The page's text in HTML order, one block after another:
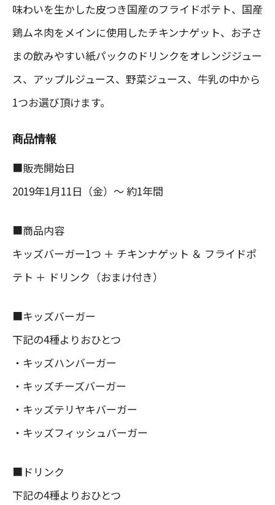
味わいを生かした皮つき国産のフライドポテト、国産
鶏ムネ肉をメインに使用したチキンナゲット、お子さ
まの飲みやすい紙パックのドリンクをオレンジジュー
ス、アップルジュース、野菜ジュース、牛乳の中から
1つお選び頂けます。
商品情報
■販売開始日
2019年1月11日（金）～ 約1年間
■商品内容
キッズバーガー1つ ＋ チキンナゲット ＆ フライドポ
テト ＋ ドリンク（おまけ付き）
■キッズバーガー
下記の4種よりおひとつ
・キッズハンバーガー
・キッズチーズバーガー
・キッズテリヤキバーガー
・キッズフィッシュバーガー
■ドリンク
下記の4種よりおひとつ